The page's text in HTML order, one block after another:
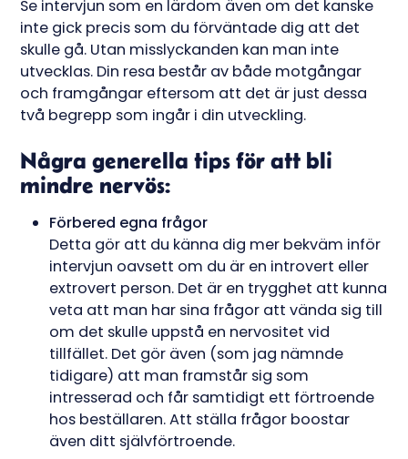
Se intervjun som en lärdom även om det kanske
inte gick precis som du förväntade dig att det
skulle gå. Utan misslyckanden kan man inte
utvecklas. Din resa består av både motgångar
och framgångar eftersom att det är just dessa
två begrepp som ingår i din utveckling.
Några generella tips för att bli
mindre nervös:
Förbered egna frågor
Detta gör att du känna dig mer bekväm inför
intervjun oavsett om du är en introvert eller
extrovert person. Det är en trygghet att kunna
veta att man har sina frågor att vända sig till
om det skulle uppstå en nervositet vid
tillfället. Det gör även (som jag nämnde
tidigare) att man framstår sig som
intresserad och får samtidigt ett förtroende
hos beställaren. Att ställa frågor boostar
även ditt självförtroende.